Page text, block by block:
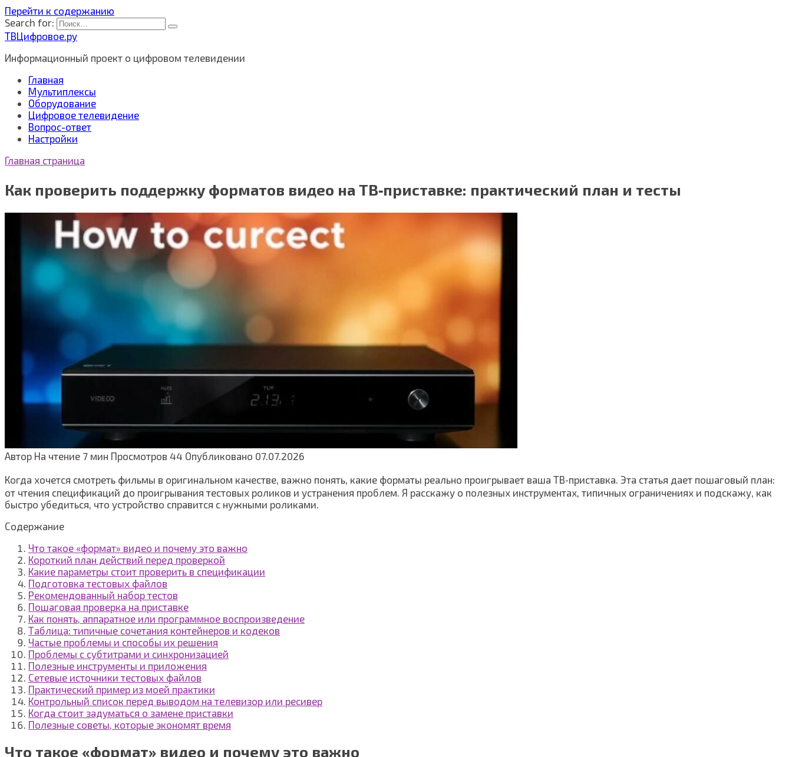
Перейти к содержанию
Search for:
ТВЦифровое.ру
Информационный проект о цифровом телевидении
Главная
Мультиплексы
Оборудование
Цифровое телевидение
Вопрос-ответ
Настройки
Главная страница
Как проверить поддержку форматов видео на ТВ‑приставке: практический план и тесты
Автор На чтение 7 мин Просмотров 44 Опубликовано 07.07.2026
Когда хочется смотреть фильмы в оригинальном качестве, важно понять, какие форматы реально проигрывает ваша ТВ‑приставка. Эта статья дает пошаговый план:
от чтения спецификаций до проигрывания тестовых роликов и устранения проблем. Я расскажу о полезных инструментах, типичных ограничениях и подскажу, как
быстро убедиться, что устройство справится с нужными роликами.
Содержание
Что такое «формат» видео и почему это важно
Короткий план действий перед проверкой
Какие параметры стоит проверить в спецификации
Подготовка тестовых файлов
Рекомендованный набор тестов
Пошаговая проверка на приставке
Как понять, аппаратное или программное воспроизведение
Таблица: типичные сочетания контейнеров и кодеков
Частые проблемы и способы их решения
Проблемы с субтитрами и синхронизацией
Полезные инструменты и приложения
Сетевые источники тестовых файлов
Практический пример из моей практики
Контрольный список перед выводом на телевизор или ресивер
Когда стоит задуматься о замене приставки
Полезные советы, которые экономят время
Что такое «формат» видео и почему это важно